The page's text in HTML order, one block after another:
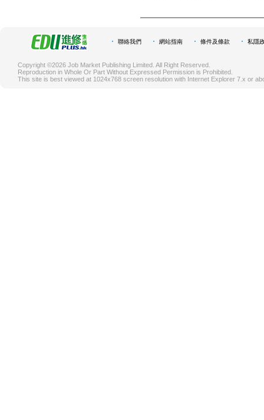
聯絡我們 網站指南 條件及條款 私隱
Copyright ©2026 Job Market Publishing Limited. All Right Reserved.
Reproduction in Whole Or Part Without Expressed Permission is Prohibited.
This site is best viewed at 1024x768 screen resolution with Internet Explorer 7.x or